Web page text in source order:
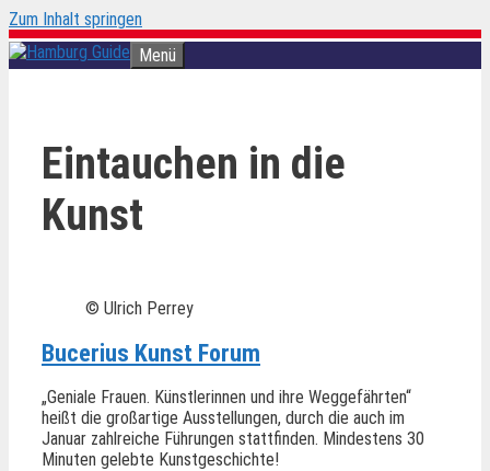
Zum Inhalt springen
Menü
Eintauchen in die
Kunst
© Ulrich Perrey
Bucerius Kunst Forum
„Geniale Frauen. Künstlerinnen und ihre Weggefährten“
heißt die großartige Ausstellungen, durch die auch im
Januar zahlreiche Führungen stattfinden. Mindestens 30
Minuten gelebte Kunstgeschichte!